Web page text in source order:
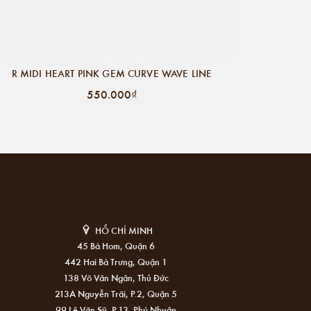
R MIDI HEART PINK GEM CURVE WAVE LINE
550.000₫
HỒ CHÍ MINH
45 Bà Hom, Quận 6
442 Hai Bà Trưng, Quận 1
138 Võ Văn Ngân, Thủ Đức
213A Nguyễn Trãi, P.2, Quận 5